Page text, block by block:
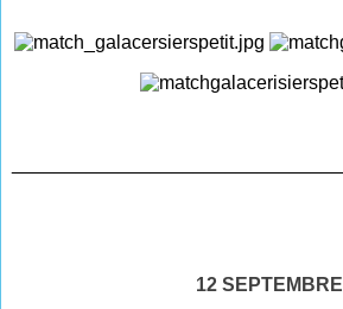
12 SEPTEMBRE